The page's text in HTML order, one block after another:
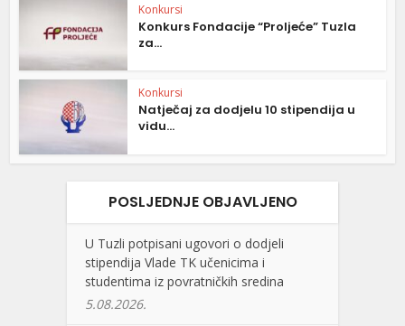
Konkursi
Konkurs Fondacije “Proljeće” Tuzla
za...
Konkursi
Natječaj za dodjelu 10 stipendija u
vidu...
POSLJEDNJE OBJAVLJENO
U Tuzli potpisani ugovori o dodjeli
stipendija Vlade TK učenicima i
studentima iz povratničkih sredina
5.08.2026.